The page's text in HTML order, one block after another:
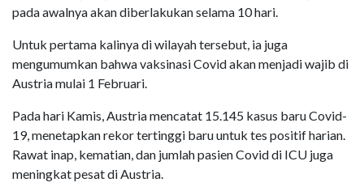
pada awalnya akan diberlakukan selama 10 hari.
Untuk pertama kalinya di wilayah tersebut, ia juga
mengumumkan bahwa vaksinasi Covid akan menjadi wajib di
Austria mulai 1 Februari.
Pada hari Kamis, Austria mencatat 15.145 kasus baru Covid-
19, menetapkan rekor tertinggi baru untuk tes positif harian.
Rawat inap, kematian, dan jumlah pasien Covid di ICU juga
meningkat pesat di Austria.